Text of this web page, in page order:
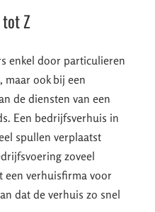
Z
enkel door particulieren
maar ook bij een
de diensten van een
Een bedrijfsverhuis in
spullen verplaatst
zoveel
een verhuisfirma voor
dat de verhuis zo snel